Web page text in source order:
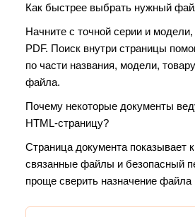
Как быстрее выбрать нужный
Начните с точной серии и модели,
PDF. Поиск внутри страницы
по части названия, модели,
файла.
Почему некоторые документы
HTML-страницу?
Страница документа показывает
связанные файлы и безопасный
проще сверить назначение файла